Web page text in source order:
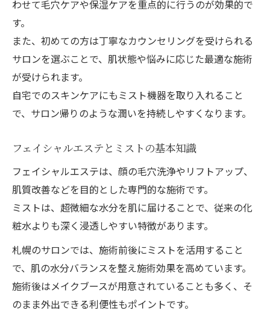
わせて毛穴ケアや保湿ケアを重点的に行うのが効果的で
す。
また、初めての方は丁寧なカウンセリングを受けられる
サロンを選ぶことで、肌状態や悩みに応じた最適な施術
が受けられます。
自宅でのスキンケアにもミスト機器を取り入れること
で、サロン帰りのような潤いを持続しやすくなります。
フェイシャルエステとミストの基本知識
フェイシャルエステは、顔の毛穴洗浄やリフトアップ、
肌質改善などを目的とした専門的な施術です。
ミストは、超微細な水分を肌に届けることで、従来の化
粧水よりも深く浸透しやすい特徴があります。
札幌のサロンでは、施術前後にミストを活用すること
で、肌の水分バランスを整え施術効果を高めています。
施術後はメイクブースが用意されていることも多く、そ
のまま外出できる利便性もポイントです。